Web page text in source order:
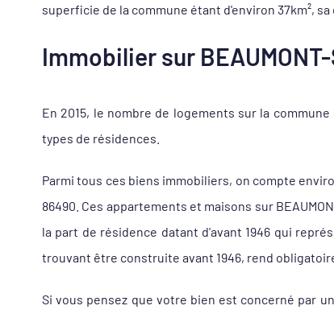
superficie de la commune étant d'environ 37km²,
Immobilier sur
En 2015, le nombre de logements sur la
types de résidences.
Parmi tous ces biens immobiliers, on compte
86490. Ces appartements et maisons sur
la part de résidence datant d'avant 1946 qui
trouvant être construite avant 1946, rend
Si vous pensez que votre bien est concerné par